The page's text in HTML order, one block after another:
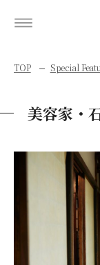
TOP Special
美容家・